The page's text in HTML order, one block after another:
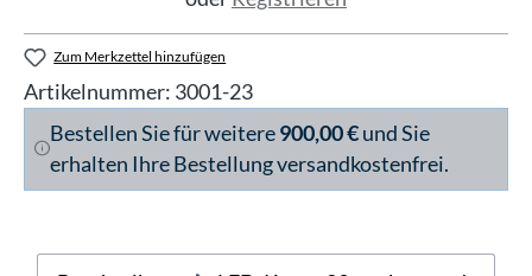
Zum Merkzettel hinzufügen
Artikelnummer: 3001-23
Bestellen Sie für weitere900,00 €und Sie
erhalten Ihre Bestellung versandkostenfrei.